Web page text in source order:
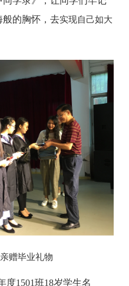
般的胸怀，去实现自己如大
赠毕业礼物
度1501班18岁学生名